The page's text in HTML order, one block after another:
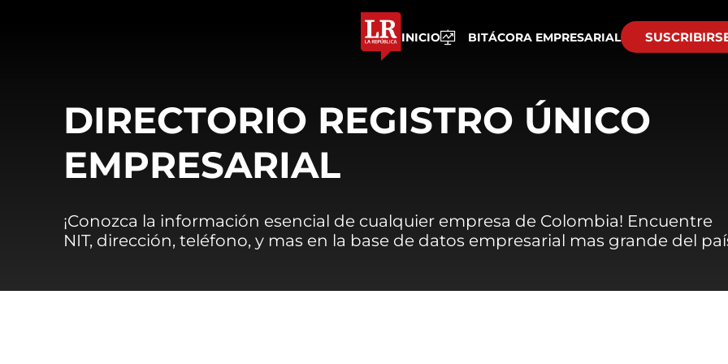
INICIO BITÁCORA EMPRESARIAL
DIRECTORIO REGISTRO ÚNICO
EMPRESARIAL
¡Conozca la información esencial de cualquier empresa de Colombia! Encuentre
NIT, dirección, teléfono, y mas en la base de datos empresarial mas grande del